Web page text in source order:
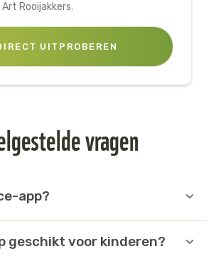
Art Rooijakkers.
UITPROBEREN
vragen
app?
slimme applicatie op de Google
te stellen aan de Google
geschikt voor kinderen?